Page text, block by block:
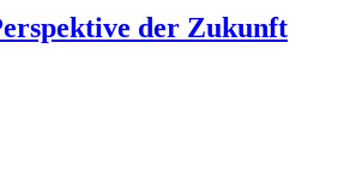
der Zukunft